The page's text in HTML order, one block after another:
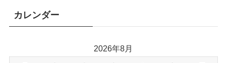
カレンダー
2026年8月